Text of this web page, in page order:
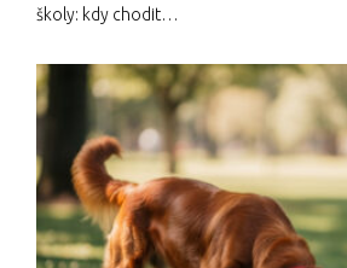
školy: kdy chodit…